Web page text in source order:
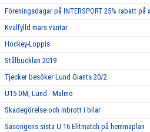
Föreningsdagar på INTERSPORT 25% rabatt
Kvalfylld mars väntar
Hockey-Loppis
Stålbucklan 2019
Tjecker besöker Lund Giants 20/2
U15 DM, Lund - Malmö
Skadegörelse och inbrott i bilar
Säsongens sista U 16 Elitmatch på hemmaplan